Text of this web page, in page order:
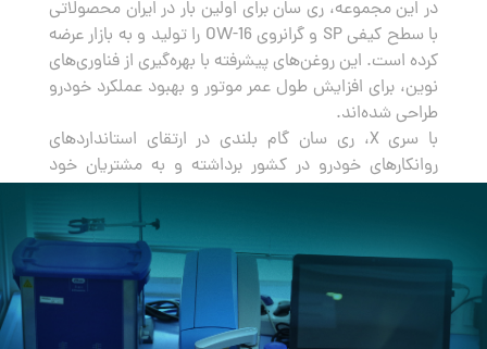
در این مجموعه، ری سان برای اولین بار در ایران محصولاتی
با سطح کیفی SP و گرانروی OW-16 را تولید و به بازار عرضه
کرده است. این روغن‌های پیشرفته با بهره‌گیری از فناوری‌های
نوین، برای افزایش طول عمر موتور و بهبود عملکرد خودرو
طراحی شده‌اند.
با سری X، ری سان گام بلندی در ارتقای استانداردهای
روانکارهای خودرو در کشور برداشته و به مشتریان خود